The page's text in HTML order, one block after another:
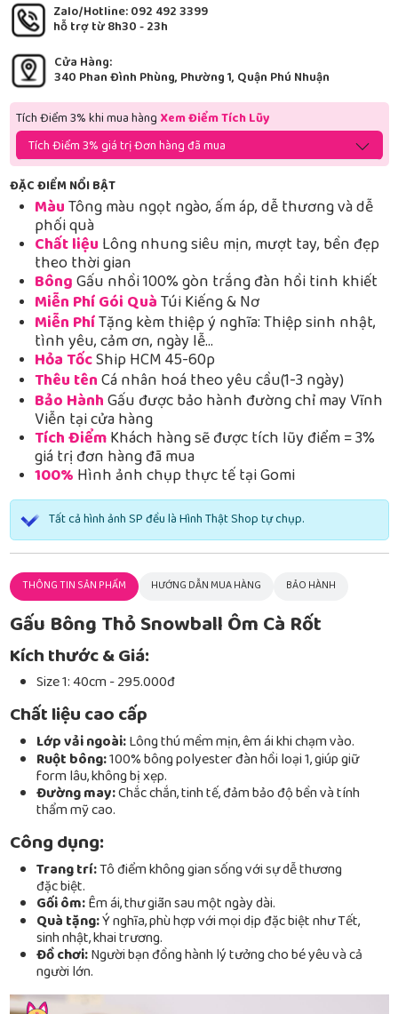
Zalo/Hotline: 092 492 3399
hỗ trợ từ 8h30 - 23h
Cửa Hàng:
340 Phan Đình Phùng, Phường 1, Quận Phú Nhuận
Tích Điểm 3% khi mua hàng Xem Điểm Tích Lũy
Tích Điểm 3% giá trị Đơn hàng đã mua
ĐẶC ĐIỂM NỔI BẬT
MàuTông màu ngọt ngào, ấm áp, dễ thương và dễ
phối quà
Chất liệu Lông nhung siêu mịn, mượt tay, bền đẹp
theo thời gian
BôngGấu nhồi 100% gòn trắng đàn hồi tinh khiết
Miễn Phí Gói QuàTúi Kiếng & Nơ
Miễn PhíTặng kèm thiệp ý nghĩa: Thiệp sinh nhật,
tình yêu, cảm ơn, ngày lễ…
Hỏa TốcShip HCM 45-60p
Thêu tênCá nhân hoá theo yêu cầu(1-3 ngày)
Bảo HànhGấu được bảo hành đường chỉ may Vĩnh
Viễn tại cửa hàng
Tích ĐiểmKhách hàng sẽ được tích lũy điểm = 3%
giá trị đơn hàng đã mua
100% Hình ảnh chụp thực tế tại Gomi
Tất cả hình ảnh SP đều là Hình Thật Shop tự chụp.
THÔNG TIN SẢN PHẨM HƯỚNG DẪN MUA HÀNG BẢO HÀNH
Gấu Bông Thỏ Snowball Ôm Cà Rốt
Kích thước & Giá:
Size 1: 40cm - 295.000đ
Chất liệu cao cấp
Lớp vải ngoài:Lông thú mềm mịn, êm ái khi chạm vào.
Ruột bông:100% bông polyester đàn hồi loại 1, giúp giữ
form lâu, không bị xẹp.
Đường may:Chắc chắn, tinh tế, đảm bảo độ bền và tính
thẩm mỹ cao.
Công dụng:
Trang trí:Tô điểm không gian sống với sự dễ thương
đặc biệt.
Gối ôm:Êm ái, thư giãn sau một ngày dài.
Quà tặng:Ý nghĩa, phù hợp với mọi dịp đặc biệt như Tết,
sinh nhật, khai trương.
Đồ chơi:Người bạn đồng hành lý tưởng cho bé yêu và cả
người lớn.